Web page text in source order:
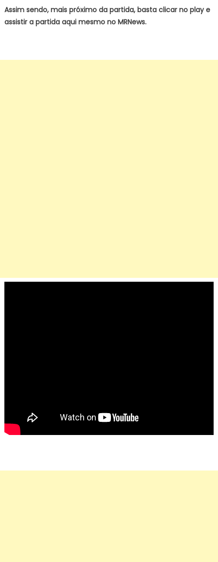
Assim sendo, mais próximo da partida, basta clicar no play e
assistir a partida aqui mesmo no MRNews.